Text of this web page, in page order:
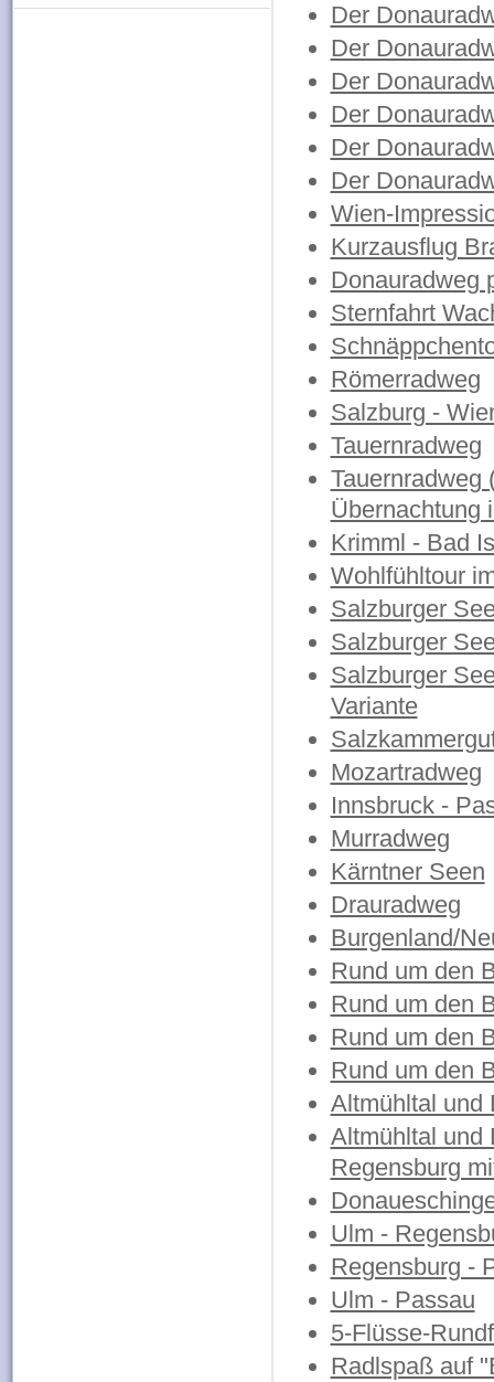
Der
Der
Der
Der
Der
Der
Wien-
Kurzausflug
Donauradweg
Sternfahrt
Römerradweg
Salzburg -
Tauernradweg
Tauernradweg
Übernachtung
Krimml - Bad
Wohlfühltour
Salzburger
Salzburger
Salzburger
Variante
Mozartradweg
Innsbruck -
Murradweg
Kärntner Seen
Drauradweg
Burgenland/
Rund um den
Rund um den
Rund um den
Rund um den
Altmühltal und
Altmühltal und
Regensburg
Ulm -
Regensburg -
Ulm - Passau
5-Flüsse-
Radlspaß auf